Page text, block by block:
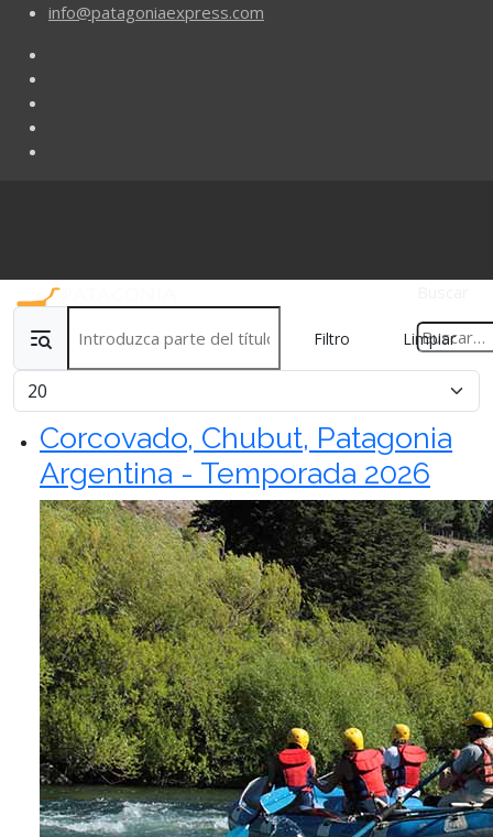
info@patagoniaexpress.com
Filtro Limpiar
Cantidad
Corcovado, Chubut, Patagonia
Argentina - Temporada 2026